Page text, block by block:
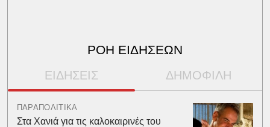
ΡΟΗ ΕΙΔΗΣΕΩΝ
ΕΙΔΗΣΕΙΣ ΔΗΜΟΦΙΛΗ
ΠΑΡΑΠΟΛΙΤΙΚΑ
Στα Χανιά για τις καλοκαιρινές του